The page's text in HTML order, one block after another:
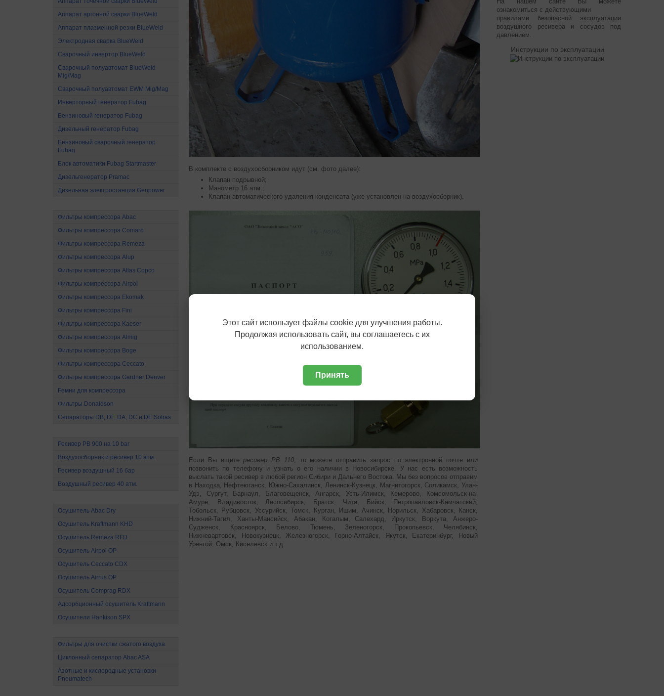
Аппарат аргонной сварки BlueWeld
Аппарат плазменной резки BlueWeld
Электродная сварка BlueWeld
Сварочный инвертор BlueWeld
Сварочный полуавтомат BlueWeld
Mig/Mag
Сварочный полуавтомат EWM Mig/Mag
Инверторный генератор Fubag
Бензиновый генератор Fubag
Дизельный генератор Fubag
Бензиновый сварочный генератор
Fubag
Блок автоматики Fubag Startmaster
Дизельгенератор Pramac
Дизельная электростанция Genpower
Фильтры компрессора Abac
Фильтры компрессора Comaro
Фильтры компрессора Remeza
Фильтры компрессора Alup
Фильтры компрессора Atlas Copco
Фильтры компрессора Airpol
Фильтры компрессора Ekomak
Фильтры компрессора Fini
Фильтры компрессора Kaeser
Фильтры компрессора Almig
Фильтры компрессора Boge
Фильтры компрессора Ceccato
Фильтры компрессора Gardner Denver
Ремни для компрессора
Фильтры Donaldson
Сепараторы DB, DF, DA, DC и DE Sotras
Ресивер РВ 900 на 10 bar
Воздухосборник и ресивер 10 атм.
Ресивер воздушный 16 бар
Воздушный ресивер 40 атм.
Осушитель Abac Dry
Осушитель Kraftmann KHD
Осушитель Remeza RFD
Осушитель Airpol OP
Осушитель Ceccato CDX
Осушитель Airrus OP
Осушитель Comprag RDX
Адсорбционный осушитель Kraftmann
Осушители Hankison SPX
Фильтры для очистки сжатого воздуха
Циклонный сепаратор Abac ASA
Азотные и кислородные установки
Pneumatech
В комплекте с воздухосборником идут (см. фото далее):
Клапан подрывной;
Манометр 16 атм.;
Клапан автоматического удаления конденсата (уже установлен на воздухосборник).
Если Вы ищитересивер РВ 110, то можете отправить запрос по электронной почте или
позвонить по телефону и узнать о его наличии в Новосибирске. У нас есть возможность
выслать такой ресивер в любой регион Сибири и Дальнего Востока. Мы без вопросов отправим
в Находка, Нефтеюганск, Южно-Сахалинск, Ленинск-Кузнецк, Магнитогорск, Соликамск, Улан-
Удэ, Сургут, Барнаул, Благовещенск, Ангарск, Усть-Илимск, Кемерово, Комсомольск-на-
Амуре, Владивосток, Лесосибирск, Братск, Чита, Бийск, Петропавловск-Камчатский,
Тобольск, Рубцовск, Уссурийск, Томск, Курган, Ишим, Ачинск, Норильск, Хабаровск, Канск,
Нижний-Тагил, Ханты-Мансийск, Абакан, Когалым, Салехард, Иркутск, Воркута, Анжеро-
Судженск, Красноярск, Белово, Тюмень, Зеленогорск, Прокопьевск, Челябинск,
Нижневартовск, Новокузнецк, Железногорск, Горно-Алтайск, Якутск, Екатеринбург, Новый
Уренгой, Омск, Киселевск и т.д.
ознакомиться с действующими
правилами безопасной эксплуатации
воздушного ресивера и сосудов под
давлением.
Инструкции по эксплуатации
Этот сайт использует файлы cookie для улучшения работы.
Продолжая использовать сайт, вы соглашаетесь с их
использованием.
Принять